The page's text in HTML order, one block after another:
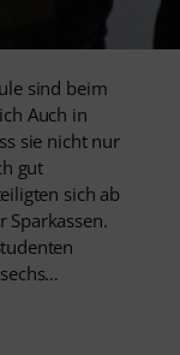
sind beim
Auch in
sie nicht nur
gut
sich ab
Sparkassen.